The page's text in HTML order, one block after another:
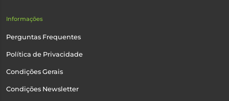
Informações
Perguntas Frequentes
Política de Privacidade
Condições Gerais
Condições Newsletter